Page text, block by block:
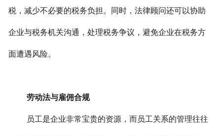
税，减少不必要的税务负担。同时，法律顾问还可以协助
企业与税务机关沟通，处理税务争议，避免企业在税务方
面遭遇风险。
劳动法与雇佣合规
员工是企业非常宝贵的资源，而员工关系的管理往往